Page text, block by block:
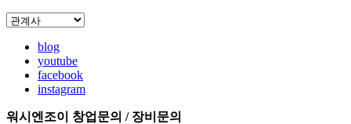
blog
youtube
facebook
instagram
워시엔조이 창업문의 / 장비문의